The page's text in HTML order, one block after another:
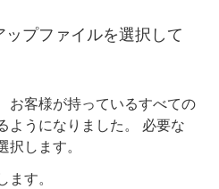
プファイルを選択して
お客様が持っているすべての
ようになりました。 必要な
します。
す。